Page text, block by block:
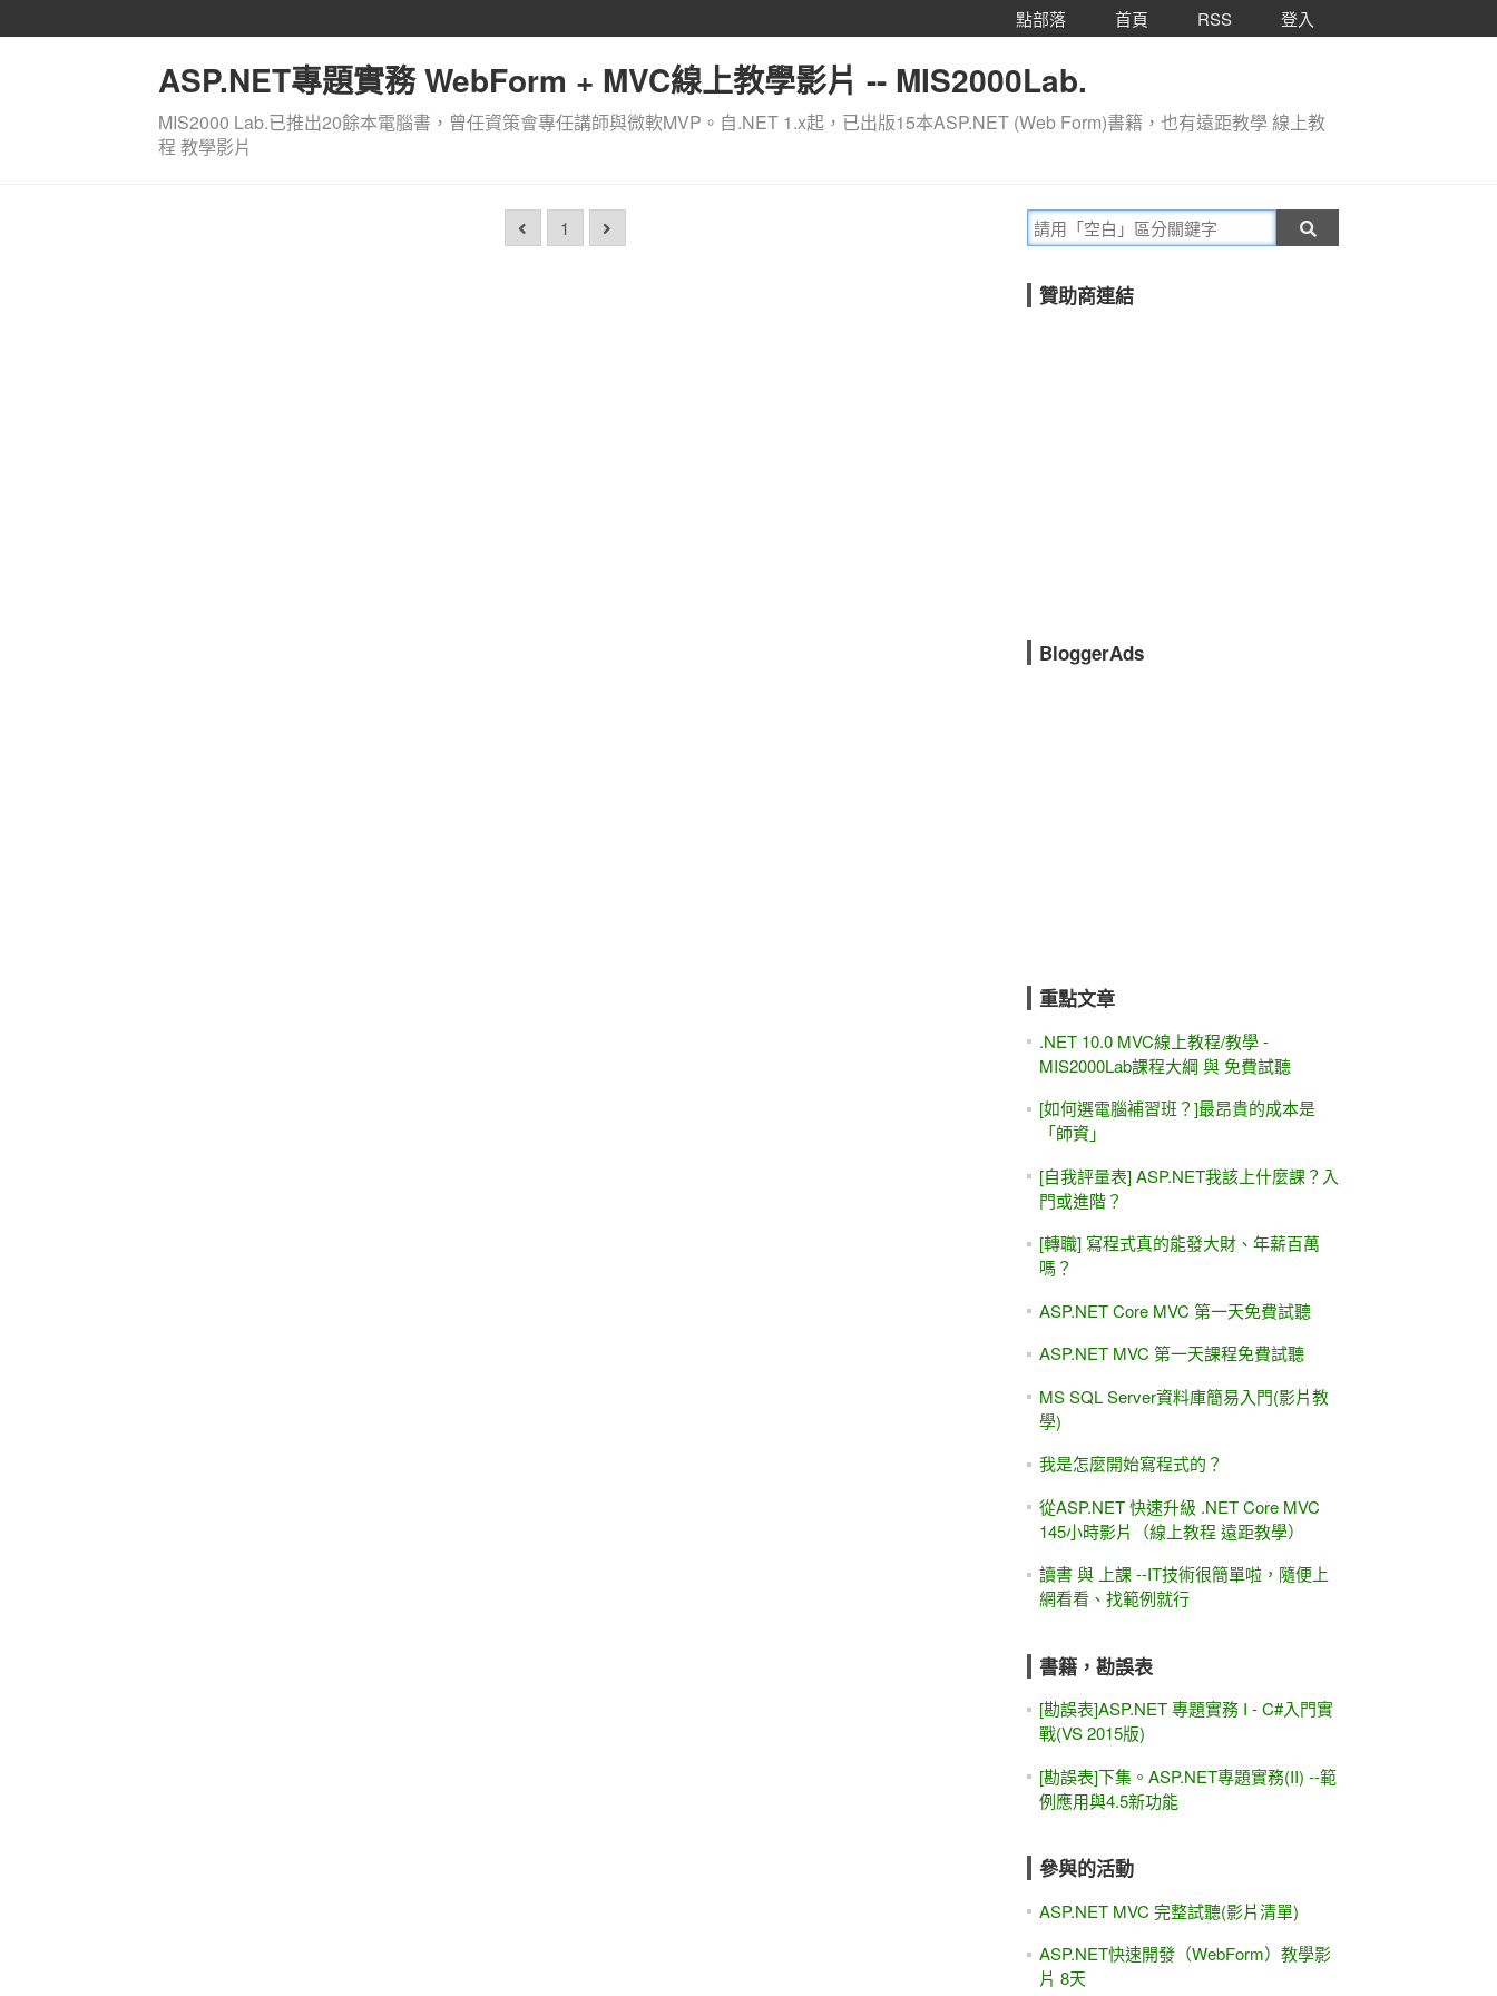
點部落 首頁 RSS 登入
ASP.NET專題實務 WebForm + MVC線上教學影片 -- MIS2000Lab.
MIS2000 Lab.已推出20餘本電腦書，曾任資策會專任講師與微軟MVP。自.NET 1.x起，已出版15本ASP.NET (Web Form)書籍，也有遠距教學 線上教
程 教學影片
1
贊助商連結
BloggerAds
重點文章
.NET 10.0 MVC線上教程/教學 -
MIS2000Lab課程大綱 與 免費試聽
[如何選電腦補習班？]最昂貴的成本是
「師資」
[自我評量表] ASP.NET我該上什麼課？入
門或進階？
[轉職] 寫程式真的能發大財、年薪百萬
嗎？
ASP.NET Core MVC 第一天免費試聽
ASP.NET MVC 第一天課程免費試聽
MS SQL Server資料庫簡易入門(影片教
學)
我是怎麼開始寫程式的？
從ASP.NET 快速升級 .NET Core MVC
145小時影片（線上教程 遠距教學）
讀書 與 上課 --IT技術很簡單啦，隨便上
網看看、找範例就行
書籍，勘誤表
[勘誤表]ASP.NET 專題實務 I - C#入門實
戰(VS 2015版)
[勘誤表]下集。ASP.NET專題實務(II) --範
例應用與4.5新功能
參與的活動
ASP.NET MVC 完整試聽(影片清單)
ASP.NET快速開發（WebForm）教學影
片 8天